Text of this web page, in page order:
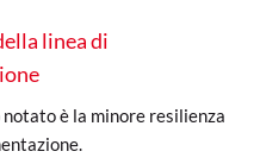
linea di
è la minore resilienza